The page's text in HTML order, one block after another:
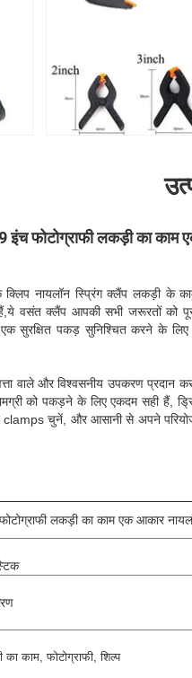
फोटोग्राफी लकड़ी का काम
क्लिप नायलॉन स्प्रिंग क्लैंप लकड़ी
वसंत क्लैंप आपकी सभी जरूरतों को
सुरक्षित पकड़ सुनिश्चित करने के
वाले और विश्वसनीय उपकरण प्रदान
को पकड़ने के लिए एकदम सही हैं,
चुनें, और आसानी से अपने
लकड़ी का काम एक आकार
का काम, फोटोग्राफी, शिल्प